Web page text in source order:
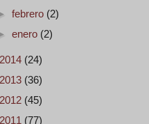
febrero (2)
enero (2)
2014 (24)
2013 (36)
2012 (45)
2011 (77)